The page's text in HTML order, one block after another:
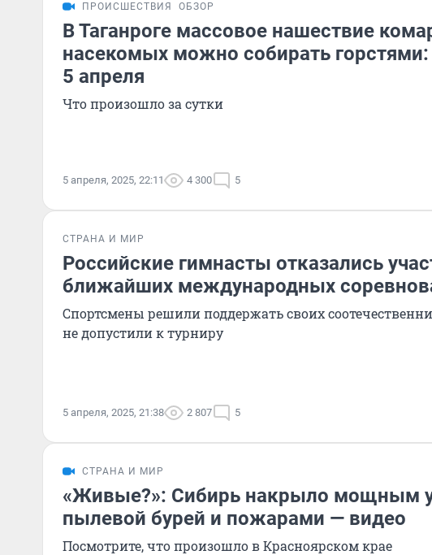
ПРОИСШЕСТВИЯ ОБЗОР
В Таганроге массовое нашествие
насекомых можно собирать горстями:
5 апреля
Что произошло за сутки
5 апреля, 2025, 22:11 4 300 5
СТРАНА И МИР
Российские гимнасты отказались
ближайших международных
Спортсмены решили поддержать своих
не допустили к турниру
5 апреля, 2025, 21:38 2 807 5
СТРАНА И МИР
«Живые?»: Сибирь накрыло мощным
пылевой бурей и пожарами — видео
Посмотрите, что произошло в Красноярском крае